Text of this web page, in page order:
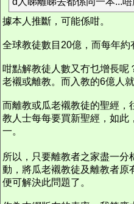
據本人推斷，可能係咁。
全球教徒數目20億，而每年約
咁點解教徒人數又冇乜增長呢
老襯或離教。而入教的6億人
而離教或瓜老襯教徒的聖經，
教人士每每要買新聖經，如此
一。
所以，只要離教者之家盡一分
動，將瓜老襯教徒及離教者原
便可解決此問題了。